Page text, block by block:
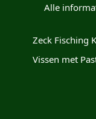
Alle
Zeck Fisching
Vissen met